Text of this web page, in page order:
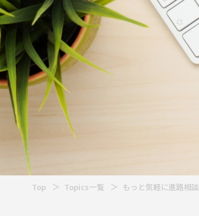
Top Topics一覧 もっと気軽に進路相談